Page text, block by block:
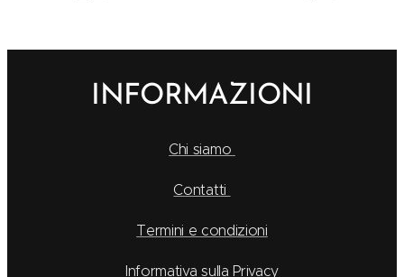
INFORMAZIONI
Chi siamo
Contatti
Termini e condizioni
Informativa sulla Privacy